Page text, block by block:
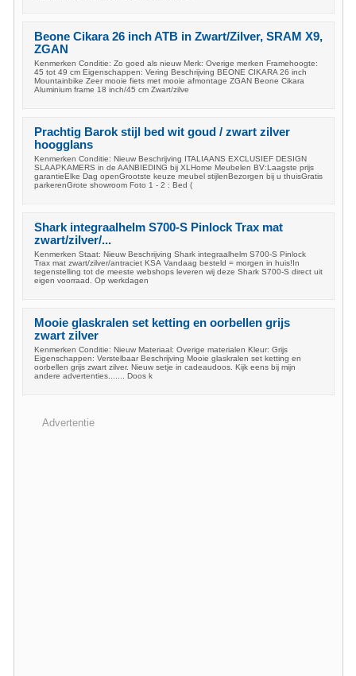
Beone Cikara 26 inch ATB in Zwart/Zilver, SRAM X9,
ZGAN
Kenmerken Conditie: Zo goed als nieuw Merk: Overige merken Framehoogte:
45 tot 49 cm Eigenschappen: Vering Beschrijving BEONE CIKARA 26 inch
Mountainbike Zeer mooie fiets met mooie afmontage ZGAN Beone Cikara
Aluminium frame 18 inch/45 cm Zwart/zilve
Prachtig Barok stijl bed wit goud / zwart zilver
hoogglans
Kenmerken Conditie: Nieuw Beschrijving ITALIAANS EXCLUSIEF DESIGN
SLAAPKAMERS in de AANBIEDING bij XLHome Meubelen BV:Laagste prijs
garantieElke Dag openGrootste keuze meubel stijlenBezorgen bij u thuisGratis
parkerenGrote showroom Foto 1 - 2 : Bed (
Shark integraalhelm S700-S Pinlock Trax mat
zwart/zilver/...
Kenmerken Staat: Nieuw Beschrijving Shark integraalhelm S700-S Pinlock
Trax mat zwart/zilver/antraciet KSA Vandaag besteld = morgen in huis!In
tegenstelling tot de meeste webshops leveren wij deze Shark S700-S direct uit
eigen voorraad. Op werkdagen
Mooie glaskralen set ketting en oorbellen grijs
zwart zilver
Kenmerken Conditie: Nieuw Materiaal: Overige materialen Kleur: Grijs
Eigenschappen: Verstelbaar Beschrijving Mooie glaskralen set ketting en
oorbellen grijs zwart zilver. Nieuw setje in cadeaudoos. Kijk eens bij mijn
andere advertenties....... Doos k
Advertentie